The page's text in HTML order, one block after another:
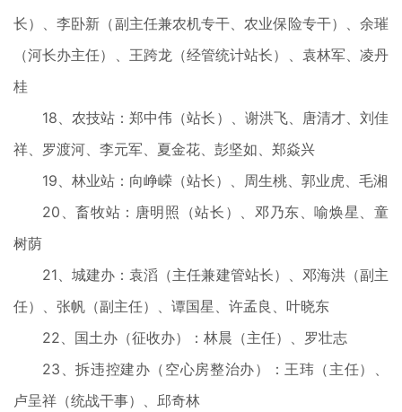
长）、李卧新（副主任兼农机专干、农业保险专干）、余璀
（河长办主任）、王跨龙（经管统计站长）、袁林军、凌丹
桂
18、农技站：郑中伟（站长）、谢洪飞、唐清才、刘佳
祥、罗渡河、李元军、夏金花、彭坚如、郑焱兴
19、林业站：向峥嵘（站长）、周生桃、郭业虎、毛湘
20、畜牧站：唐明照（站长）、邓乃东、喻焕星、童
树荫
21、城建办：袁滔（主任兼建管站长）、邓海洪（副主
任）、张帆（副主任）、谭国星、许孟良、叶晓东
22、国土办（征收办）：林晨（主任）、罗壮志
23、拆违控建办（空心房整治办）：王玮（主任）、
卢呈祥（统战干事）、邱奇林